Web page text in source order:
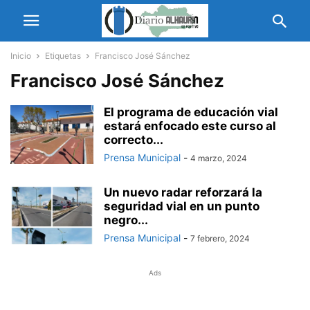
Inicio Etiquetas Francisco José Sánchez
Francisco José Sánchez
El programa de educación vial
estará enfocado este curso al
correcto...
Prensa Municipal - 4 marzo, 2024
Un nuevo radar reforzará la
seguridad vial en un punto
negro...
Prensa Municipal - 7 febrero, 2024
Ads